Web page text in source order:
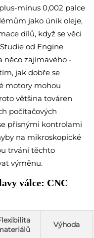
minus 0,002 palce
jako únik oleje,
dílů, když se věci
od Engine
něco zajímavého -
jak dobře se
motory mohou
většina továren
počítačových
přísnými kontrolami
na mikroskopické
trvání těchto
výměnu.
válce: CNC
Výhoda